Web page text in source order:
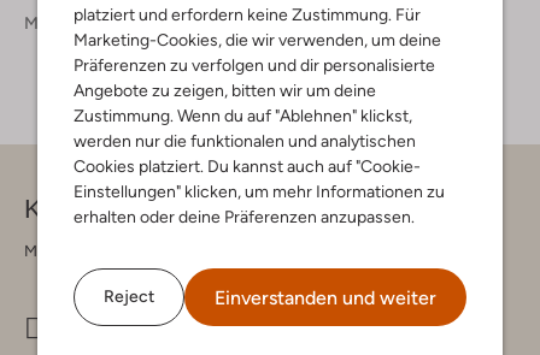
platziert und erfordern keine Zustimmung. Für
Marketing-Cookies, die wir verwenden, um deine
Präferenzen zu verfolgen und dir personalisierte
Angebote zu zeigen, bitten wir um deine
Zustimmung. Wenn du auf "Ablehnen" klickst,
werden nur die funktionalen und analytischen
Cookies platziert. Du kannst auch auf "Cookie-
Einstellungen" klicken, um mehr Informationen zu
erhalten oder deine Präferenzen anzupassen.
Reject Einverstanden und weiter
Marken So Jamie
Kontakt
Montag - Freitag 09:00 - 17:00 uur
info@omoda.de